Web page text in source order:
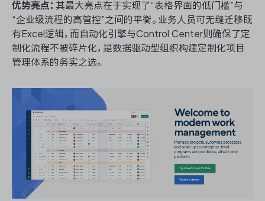
优势亮点： 其最大亮点在于实现了“表格界面的低门槛”与
“企业级流程的高管控”之间的平衡。业务人员可无缝迁移既
有Excel逻辑，而自动化引擎与Control Center则确保了定
制化流程不被碎片化，是数据驱动型组织构建定制化项目
管理体系的务实之选。